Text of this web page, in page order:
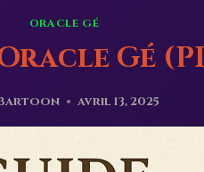
ORACLE GÉ
Gé
avril 13, 2025